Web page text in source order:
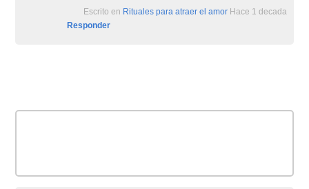
Escrito en Rituales para atraer el amorHace 1 decada
Responder